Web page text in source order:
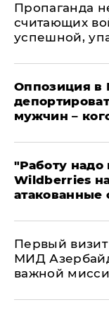
​Пропаганда
считающих
успешной,
Оппозиция в
мужчин –
"Работу надо
Wildberries
атакованные
Первый
МИД
важной